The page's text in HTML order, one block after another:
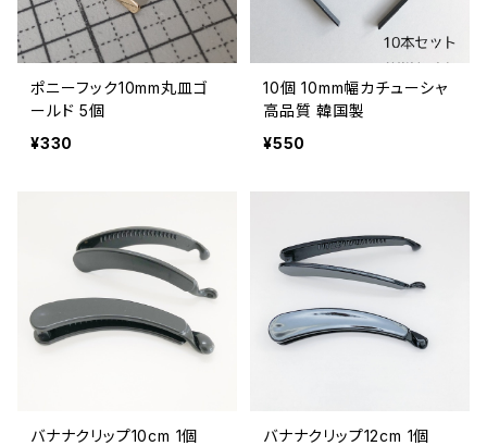
ポニーフック10mm丸皿ゴ
ールド 5個
¥330
10個 10mm幅カチューシャ
高品質 韓国製
¥550
バナナクリップ10cm 1個
バナナクリップ12cm 1個